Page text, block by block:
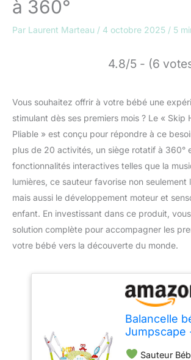
à 360°
Par Laurent Marteau / 4 octobre 2025 / 5
4.8/5 - (6
Vous souhaitez offrir à votre bébé une
stimulant dès ses premiers mois ? Le « Skip
Pliable » est conçu pour répondre à ce
plus de 20 activités, un siège rotatif à 360°
fonctionnalités interactives telles que la
lumières, ce sauteur favorise non seulement
mais aussi le développement moteur et
enfant. En investissant dans ce produit,
solution complète pour accompagner les
votre bébé vers la découverte du monde.
Balancelle
Jumpscape
Sauteur